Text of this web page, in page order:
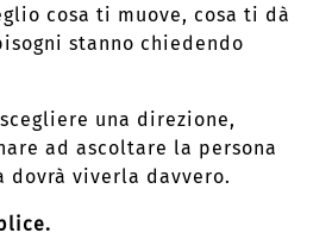
cosa ti muove, cosa ti dà
stanno chiedendo
una direzione,
ad ascoltare la persona
dovrà viverla davvero.